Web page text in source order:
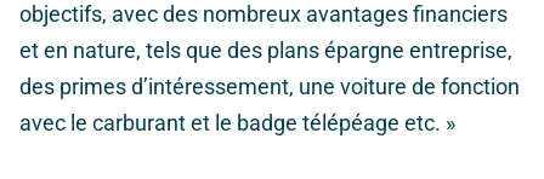
objectifs, avec des nombreux avantages financiers
et en nature, tels que des plans épargne entreprise,
des primes d’intéressement, une voiture de fonction
avec le carburant et le badge télépéage etc. »